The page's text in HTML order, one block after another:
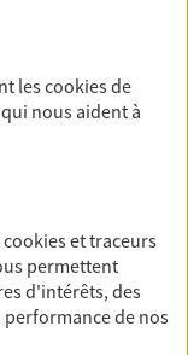
AXA
Vie
lescookiesde
nous aident à
cookies et traceurs
permettent
d'intérêts, des
de nos